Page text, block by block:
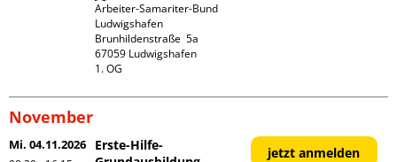
Arbeiter-Samariter-Bund
Ludwigshafen
Brunhildenstraße  5a
67059 Ludwigshafen
1. OG
November
Mi. 04.11.2026
Erste-Hilfe-
jetzt anmelden